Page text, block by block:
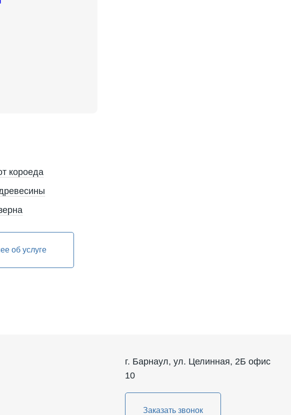
короеда
об услуге
г. Барнаул, ул. Целинная, 2Б офис
10
Заказать звонок